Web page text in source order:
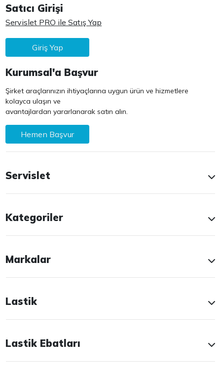
Satıcı Girişi
Servislet PRO ile Satış Yap
Giriş Yap
Kurumsal'a Başvur
Şirket araçlarınızın ihtiyaçlarına uygun ürün ve hizmetlere
kolayca ulaşın ve
avantajlardan yararlanarak satın alın.
Hemen Başvur
Servislet
Kategoriler
Markalar
Lastik
Lastik Ebatları